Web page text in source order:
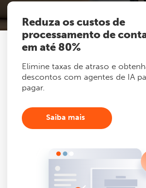
Reduza os custos de
processamento de
em até 80%
Elimine taxas de atraso e
descontos com agentes de IA
pagar.
Saiba mais